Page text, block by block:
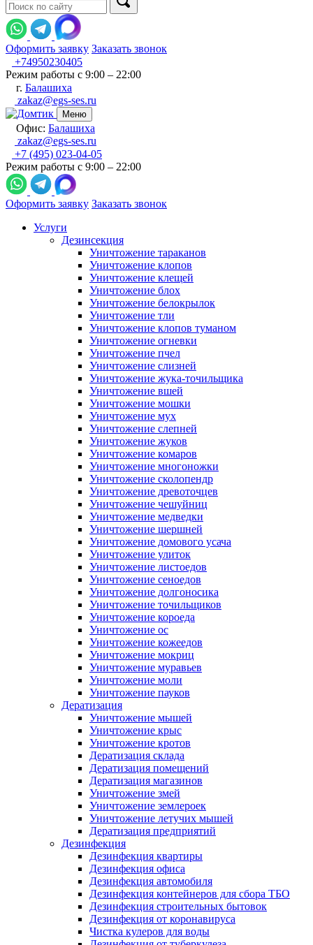
Оформить заявку Заказать звонок
+74950230405
Режим работы с 9:00 – 22:00
г. Балашиха
zakaz@egs-ses.ru
Меню
Офис: Балашиха
zakaz@egs-ses.ru
+7 (495) 023-04-05
Режим работы с 9:00 – 22:00
Оформить заявку Заказать звонок
Услуги
Дезинсекция
Уничтожение тараканов
Уничтожение клопов
Уничтожение клещей
Уничтожение блох
Уничтожение белокрылок
Уничтожение тли
Уничтожение клопов туманом
Уничтожение огневки
Уничтожение пчел
Уничтожение слизней
Уничтожение жука-точильщика
Уничтожение вшей
Уничтожение мошки
Уничтожение мух
Уничтожение слепней
Уничтожение жуков
Уничтожение комаров
Уничтожение многоножки
Уничтожение сколопендр
Уничтожение древоточцев
Уничтожение чешуйниц
Уничтожение медведки
Уничтожение шершней
Уничтожение домового усача
Уничтожение улиток
Уничтожение листоедов
Уничтожение сеноедов
Уничтожение долгоносика
Уничтожение точильщиков
Уничтожение короеда
Уничтожение ос
Уничтожение кожеедов
Уничтожение мокриц
Уничтожение муравьев
Уничтожение моли
Уничтожение пауков
Дератизация
Уничтожение мышей
Уничтожение крыс
Уничтожение кротов
Дератизация склада
Дератизация помещений
Дератизация магазинов
Уничтожение змей
Уничтожение землероек
Уничтожение летучих мышей
Дератизация предприятий
Дезинфекция
Дезинфекция квартиры
Дезинфекция офиса
Дезинфекция автомобиля
Дезинфекция контейнеров для сбора ТБО
Дезинфекция строительных бытовок
Дезинфекция от коронавируса
Чистка кулеров для воды